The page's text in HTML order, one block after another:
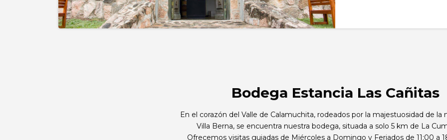
Bodega Estancia Las Cañitas
En el corazón del Valle de Calamuchita, rodeados por la majestuosidad de la
Villa Berna, se encuentra nuestra bodega, situada a solo 5 km de La
Ofrecemos visitas guiadas de Miércoles a Domingo y Feriados de 11:00 a